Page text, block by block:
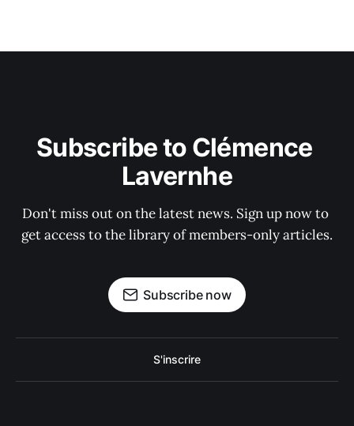
Subscribe to Clémence
Lavernhe
Don't miss out on the latest news. Sign up now to
get access to the library of members-only articles.
Subscribe now
S'inscrire